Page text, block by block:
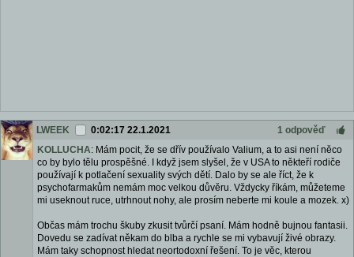
LWEEK 0:02:17 22.1.2021
1 odpověď
KOLLUCHA: Mám pocit, že se dřív používalo Valium, a to asi není něco
co by bylo tělu prospěšné. I když jsem slyšel, že v USA to někteří rodiče
používají k potlačení sexuality svých dětí. Dalo by se ale říct, že k
psychofarmakům nemám moc velkou důvěru. Vždycky říkám, můžeteme
mi useknout ruce, utrhnout nohy, ale prosím neberte mi koule a mozek. x)
Občas mám trochu škuby zkusit tvůrčí psaní. Mám hodně bujnou fantasii.
Dovedu se zadívat někam do blba a rychle se mi vybavují živé obrazy.
Mám taky schopnost hledat neortodoxní řešení. To je věc, kterou